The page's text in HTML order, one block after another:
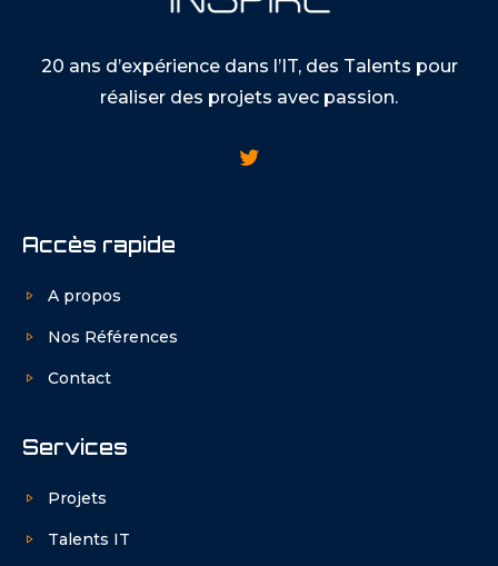
20 ans d’expérience dans l’IT, des Talents pour
réaliser des projets avec passion.
Accès rapide
A propos
Nos Références
Contact
Services
Projets
Talents IT